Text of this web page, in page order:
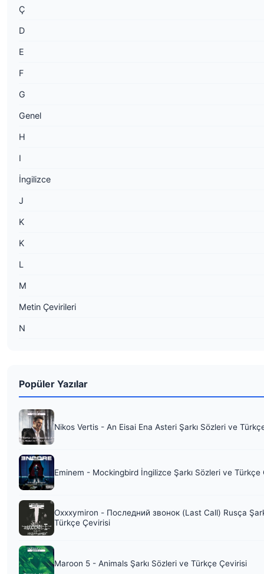
Ç
D
E
F
G
Genel
H
I
İngilizce
J
K
K
L
M
Metin Çevirileri
N
Popüler Yazılar
Nikos Vertis - An Eisai Ena Asteri Şarkı Sözleri ve
Eminem - Mockingbird İngilizce Şarkı Sözleri ve Türkçe
Oxxxymiron - Последний звонок (Last Call) Rusça
Türkçe Çevirisi
Maroon 5 - Animals Şarkı Sözleri ve Türkçe Çevirisi